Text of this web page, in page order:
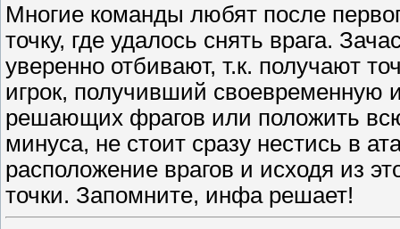
Многие команды любят после
точку, где удалось снять врага.
уверенно отбивают, т.к. получают
игрок, получивший своевременную
решающих фрагов или положить
минуса, не стоит сразу нестись в
расположение врагов и исходя из
точки. Запомните, инфа решает!